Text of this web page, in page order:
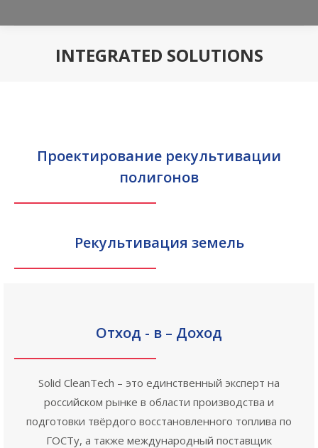
INTEGRATED SOLUTIONS
Проектирование рекультивации
полигонов
Рекультивация земель
Отход - в – Доход
Solid CleanTech – это единственный эксперт на
российском рынке в области производства и
подготовки твёрдого восстановленного топлива по
ГОСТу, а также международный поставщик